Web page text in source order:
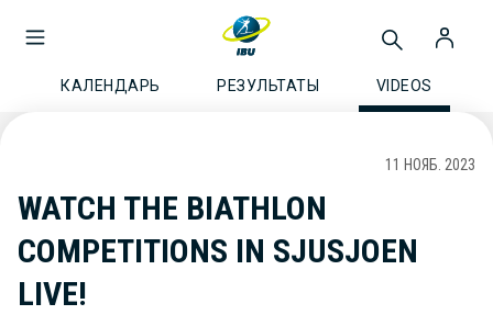
КАЛЕНДАРЬ РЕЗУЛЬТАТЫ VIDEOS
11 НОЯБ. 2023
WATCH THE BIATHLON
COMPETITIONS IN SJUSJOEN
LIVE!